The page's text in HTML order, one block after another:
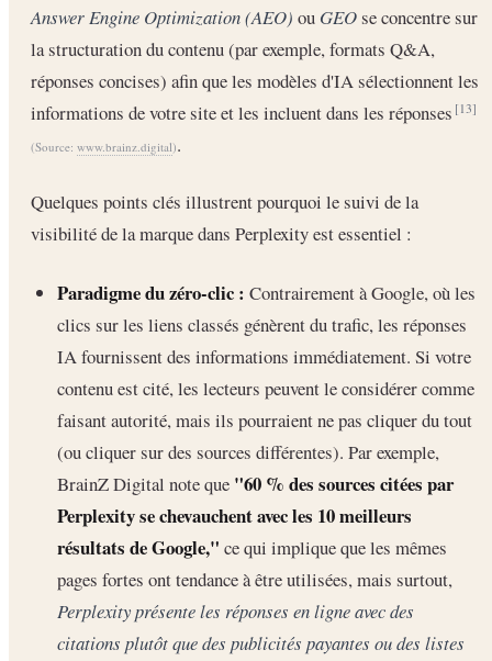
Answer Engine Optimization (AEO) ou GEOse concentre sur
la structuration du contenu (par exemple, formats Q&A,
réponses concises) afin que les modèles d'IA sélectionnent les
informations de votre site et les incluent dans les réponses[13]
(Source: www.brainz.digital).
Quelques points clés illustrent pourquoi le suivi de la
visibilité de la marque dans Perplexity est essentiel :
Paradigme du zéro-clic : Contrairement à Google, où les
clics sur les liens classés génèrent du trafic, les réponses
IA fournissent des informations immédiatement. Si votre
contenu est cité, les lecteurs peuvent le considérer comme
faisant autorité, mais ils pourraient ne pas cliquer du tout
(ou cliquer sur des sources différentes). Par exemple,
BrainZ Digital note que "60 % des sources citées par
Perplexity se chevauchent avec les 10 meilleurs
résultats de Google," ce qui implique que les mêmes
pages fortes ont tendance à être utilisées, mais surtout,
Perplexity présente les réponses en ligne avec des
citations plutôt que des publicités payantes ou des listes